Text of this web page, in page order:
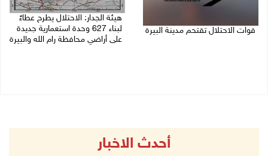
قوات الاحتلال تقتحم مدينة البيرة
هيئة الجدار: الاحتلال يطرح عطاءً
لبناء 627 وحدة استعمارية جديدة
على أراضي محافظة رام الله والبيرة
أحدث الاخبار